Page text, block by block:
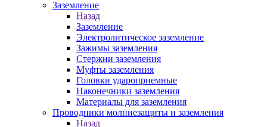
Заземление
Назад
Заземление
Электролитическое заземление
Зажимы заземления
Стержни заземления
Муфты заземления
Головки удароприемные
Наконечники заземления
Материалы для заземления
Проводники молниезащиты и заземления
Назад